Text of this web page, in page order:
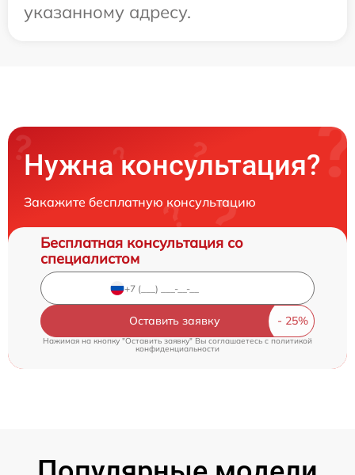
указанному адресу.
Нужна консультация?
Закажите бесплатную консультацию
Бесплатная консультация со
специалистом
Оставить заявку
Нажимая на кнопку "Оставить заявку" Вы соглашаетесь cполитикой
конфиденциальности